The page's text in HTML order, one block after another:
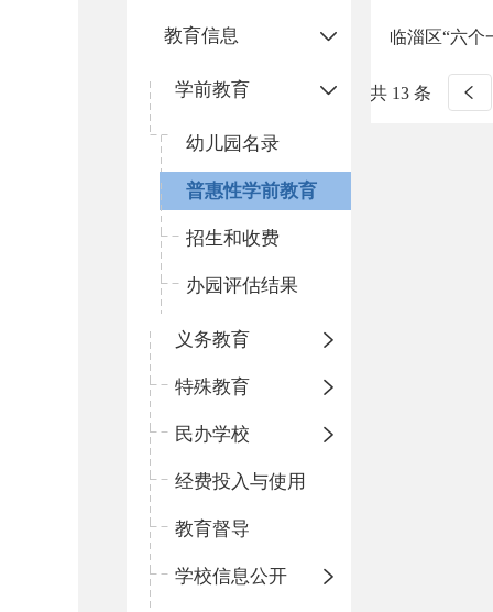
教育信息
学前教育
幼儿园名录
普惠性学前教育
招生和收费
办园评估结果
义务教育
特殊教育
民办学校
经费投入与使用
教育督导
学校信息公开
临淄区“六个
共 13 条